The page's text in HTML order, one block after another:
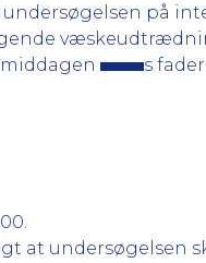
på
s
at undersøgelsen